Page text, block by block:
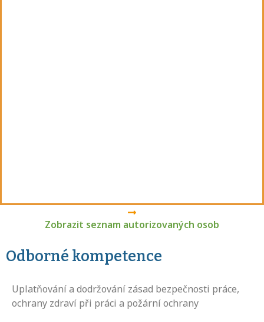
Zobrazit seznam autorizovaných osob
Odborné kompetence
Uplatňování a dodržování zásad bezpečnosti práce,
ochrany zdraví při práci a požární ochrany